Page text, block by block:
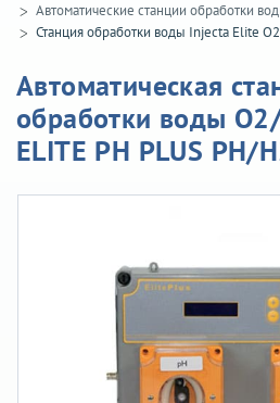
Автоматические станции обработки
Станция обработки воды Injecta Elite
Автоматическая
обработки воды O2/
ELITE PH PLUS PH/